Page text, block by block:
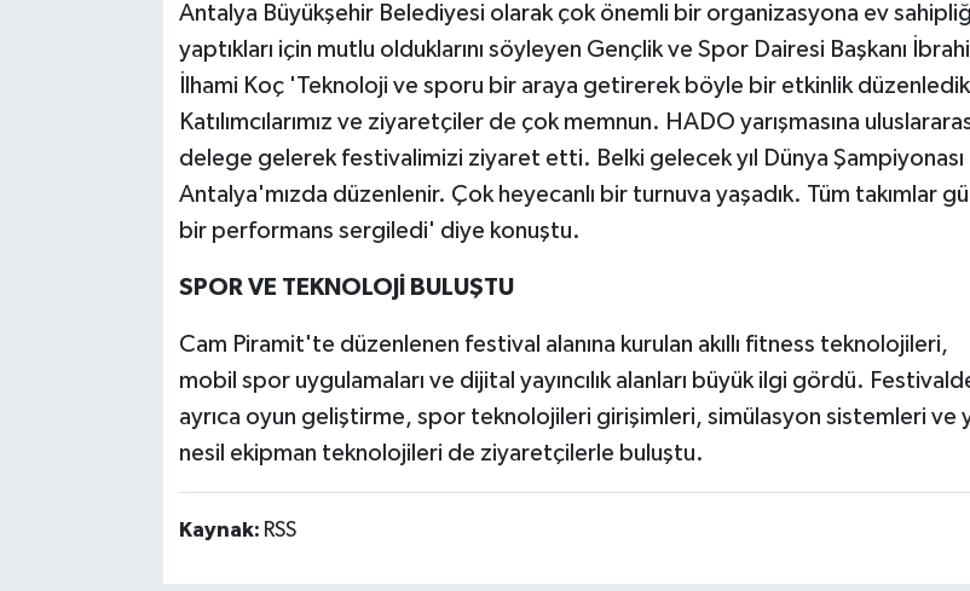
Antalya Büyükşehir Belediyesi olarak çok önemli bir organizasyona ev
yaptıkları için mutlu olduklarını söyleyen Gençlik ve Spor Dairesi Başkanı
İlhami Koç 'Teknoloji ve sporu bir araya getirerek böyle bir etkinlik
Katılımcılarımız ve ziyaretçiler de çok memnun. HADO yarışmasına
delege gelerek festivalimizi ziyaret etti. Belki gelecek yıl Dünya Şampiyonası
Antalya'mızda düzenlenir. Çok heyecanlı bir turnuva yaşadık. Tüm takımlar
bir performans sergiledi' diye konuştu.
SPOR VE TEKNOLOJİ BULUŞTU
Cam Piramit'te düzenlenen festival alanına kurulan akıllı fitness teknolojileri,
mobil spor uygulamaları ve dijital yayıncılık alanları büyük ilgi gördü.
ayrıca oyun geliştirme, spor teknolojileri girişimleri, simülasyon sistemleri ve
nesil ekipman teknolojileri de ziyaretçilerle buluştu.
Kaynak: RSS